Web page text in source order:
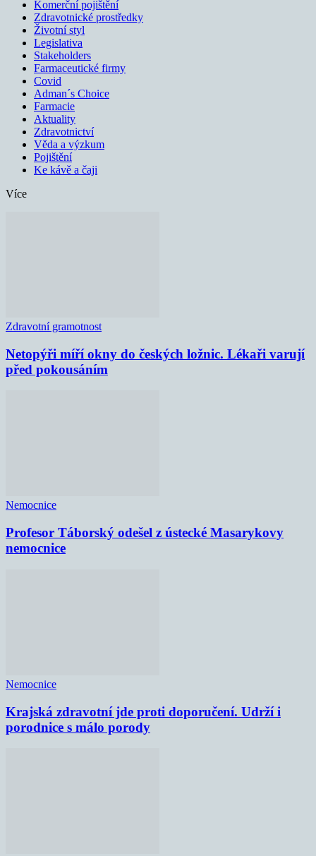
Komerční pojištění
Zdravotnické prostředky
Životní styl
Legislativa
Stakeholders
Farmaceutické firmy
Covid
Adman´s Choice
Farmacie
Aktuality
Zdravotnictví
Věda a výzkum
Pojištění
Ke kávě a čaji
Více
Zdravotní gramotnost
Netopýři míří okny do českých ložnic. Lékaři varují
před pokousáním
Nemocnice
Profesor Táborský odešel z ústecké Masarykovy
nemocnice
Nemocnice
Krajská zdravotní jde proti doporučení. Udrží i
porodnice s málo porody